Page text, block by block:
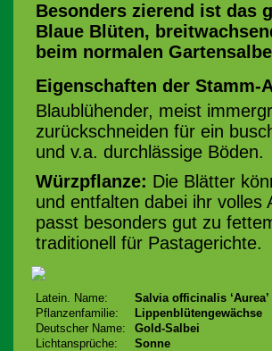
Besonders zierend ist das
Blaue Blüten,
beim normalen
Eigenschaften der Stamm-
Blaublühender, meist
zurückschneiden für ein
und v.a. durchlässige Böden.
Würzpflanze: Die Blätter
und entfalten dabei ihr
passt besonders gut zu
traditionell für Pastagerichte.
Latein. Name:
Salvia officinalis ‘Aurea’
Pflanzenfamilie:
Lippenblütengewächse
Deutscher Name:
Gold-Salbei
Lichtansprüche:
Sonne